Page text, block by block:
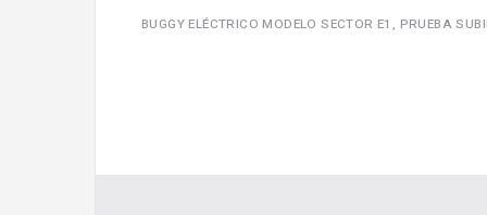
BUGGY ELÉCTRICO MODELO SECTOR E1, PRUEBA